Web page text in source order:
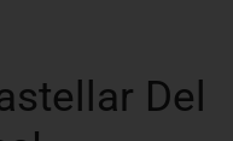
Del